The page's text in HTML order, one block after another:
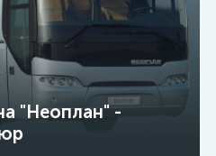
"Неоплан" -